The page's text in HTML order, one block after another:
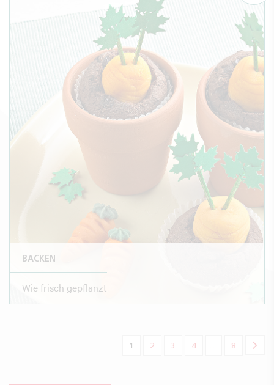
BACKEN
Wie frisch gepflanzt
1 (aktuelle)
2 3 4 8